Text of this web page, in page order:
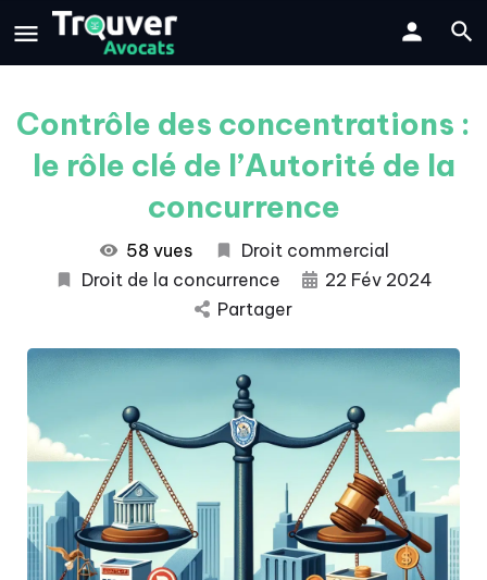
Contrôle des concentrations :
le rôle clé de l’Autorité de la
concurrence
58 vues
Droit commercial
Droit de la concurrence
22 Fév 2024
Partager